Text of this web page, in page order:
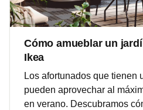
Cómo amueblar un
Ikea
Los afortunados que tienen
pueden aprovechar al
en verano. Descubramos